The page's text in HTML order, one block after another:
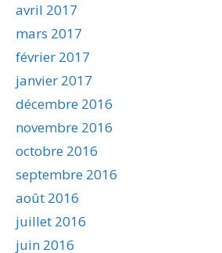
avril 2017
mars 2017
février 2017
janvier 2017
décembre 2016
novembre 2016
octobre 2016
septembre 2016
août 2016
juillet 2016
juin 2016